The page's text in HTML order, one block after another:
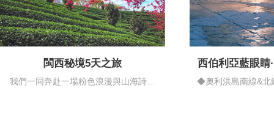
閩西秘境5天之旅
我們一同奔赴一場粉色浪漫與山海詩意
西伯利亞藍眼睛
情藍
◆奧利洪島南線&北